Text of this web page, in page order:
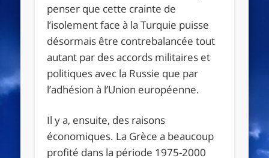
penser que cette crainte de
l’isolement face à la Turquie puisse
désormais être contrebalancée tout
autant par des accords militaires et
politiques avec la Russie que par
l’adhésion à l’Union européenne.
Il y a, ensuite, des raisons
économiques. La Grèce a beaucoup
profité dans la période 1975-2000